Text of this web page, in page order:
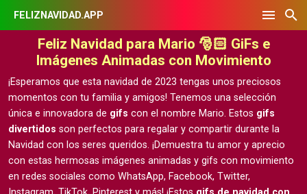
FELIZNAVIDAD.APP
Feliz Navidad para Mario 🎅🏻 GiFs e
Imágenes Animadas con Movimiento
¡Esperamos que esta navidad de 2023 tengas unos preciosos
momentos con tu familia y amigos! Tenemos una selección
única e innovadora de gifs con el nombre Mario. Estos gifs
divertidos son perfectos para regalar y compartir durante la
Navidad con los seres queridos. ¡Demuestra tu amor y aprecio
con estas hermosas imágenes animadas y gifs con movimiento
en redes sociales como WhatsApp, Facebook, Twitter,